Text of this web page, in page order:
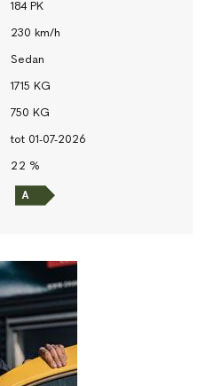
184 PK
230 km/h
Sedan
1715 KG
750 KG
tot 01-07-2026
22 %